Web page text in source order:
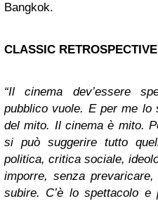
Bangkok.
CLASSIC
“Il cinema dev’essere
pubblico vuole. E per me lo
del mito. Il cinema è mito.
si può suggerire tutto
politica, critica sociale,
imporre, senza
subire. C’è lo spettacolo